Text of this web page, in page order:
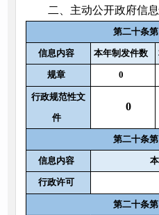
二、主动公开政府信
第二十条
信息内容 本年制发件数
规章 0
行政规范性文
件
0
第二十条
信息内容
行政许可
第二十条